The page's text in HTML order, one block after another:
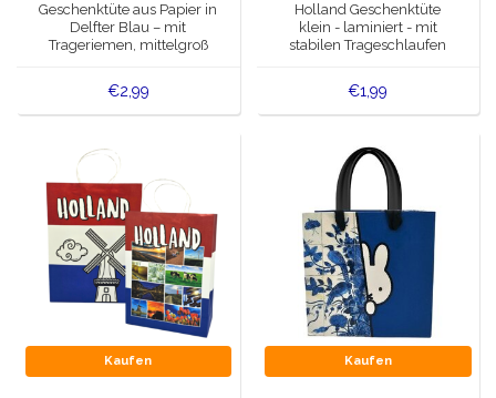
Geschenktüte aus Papier in
Delfter Blau – mit
Trageriemen, mittelgroß
€2,99
Holland Geschenktüte
klein - laminiert - mit
stabilen Trageschlaufen
€1,99
Kaufen Kaufen